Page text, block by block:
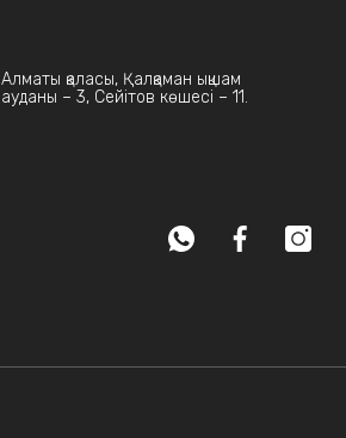
Алматы қаласы, Қалқаман ықшам
ауданы – 3, Сейітов көшесі – 11.